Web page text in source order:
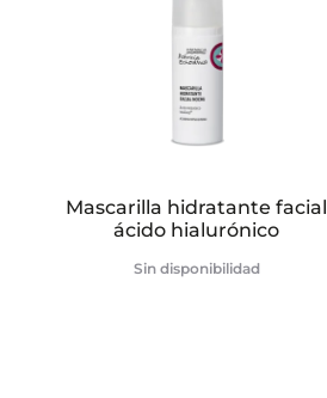
Mascarilla hidratante facial
ácido hialurónico
Sin disponibilidad